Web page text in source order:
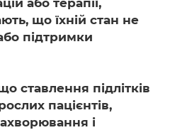
або терапії,
що їхній стан не
підтримки
ставлення підлітків
пацієнтів,
і